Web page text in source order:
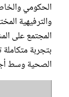
الحكومي
والترفيهية
المجتمع على
بتجربة
الصحية وسط